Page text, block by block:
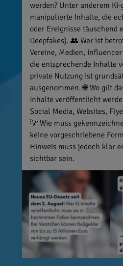
werden? Unter anderem
manipulierte Inhalte, die
oder Ereignisse täuschend
Deepfakes). 👥 Wer ist
Vereine, Medien,
die entsprechende Inhalte
private Nutzung ist
ausgenommen. 🌐 Wo gilt
Inhalte veröffentlicht
Social Media, Websites,
💡 Wie muss
keine vorgeschriebene
Hinweis muss jedoch klar
sichtbar sein.